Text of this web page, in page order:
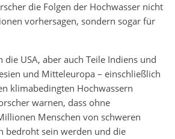
die Folgen der Hochwasser nicht
vorhersagen, sondern sogar für
USA, aber auch Teile Indiens und
und Mitteleuropa – einschließlich
klimabedingten Hochwassern
warnen, dass ohne
Menschen von schweren
bedroht sein werden und die